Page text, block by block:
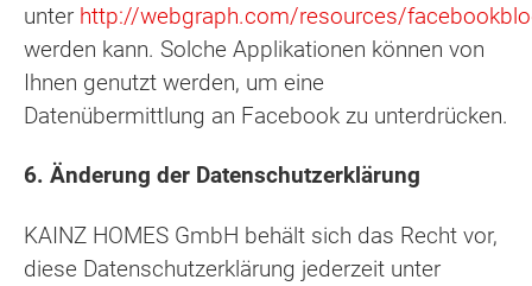
unter http://webgraph.com/resources/
werden kann. Solche Applikationen können von
Ihnen genutzt werden, um eine
Datenübermittlung an Facebook zu unterdrücken.
6. Änderung der Datenschutzerklärung
KAINZ HOMES GmbH behält sich das Recht vor,
diese Datenschutzerklärung jederzeit unter